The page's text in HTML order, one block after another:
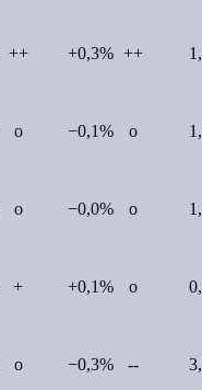
++ +0,3% ++
o −0,1% o
o −0,0% o
+ +0,1% o
o −0,3% --